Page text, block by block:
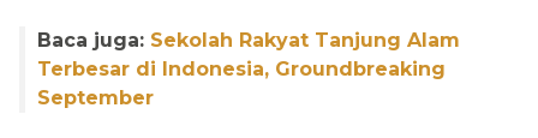
Baca juga: Sekolah Rakyat Tanjung Alam
Terbesar di Indonesia, Groundbreaking
September